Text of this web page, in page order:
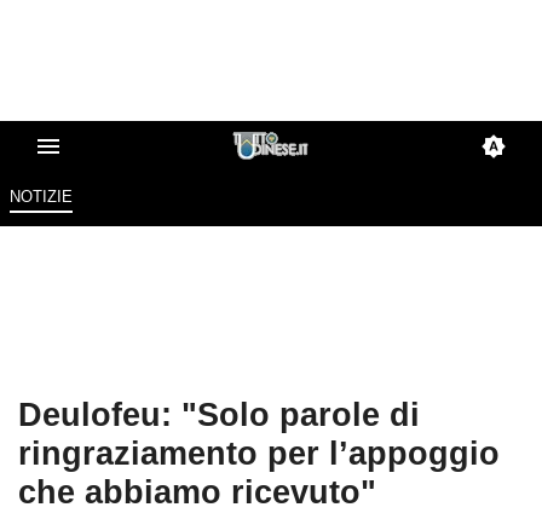
NOTIZIE
Deulofeu: "Solo parole di
ringraziamento per l’appoggio
che abbiamo ricevuto"